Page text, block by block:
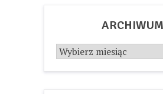
ARCHIWUM
Archiwum